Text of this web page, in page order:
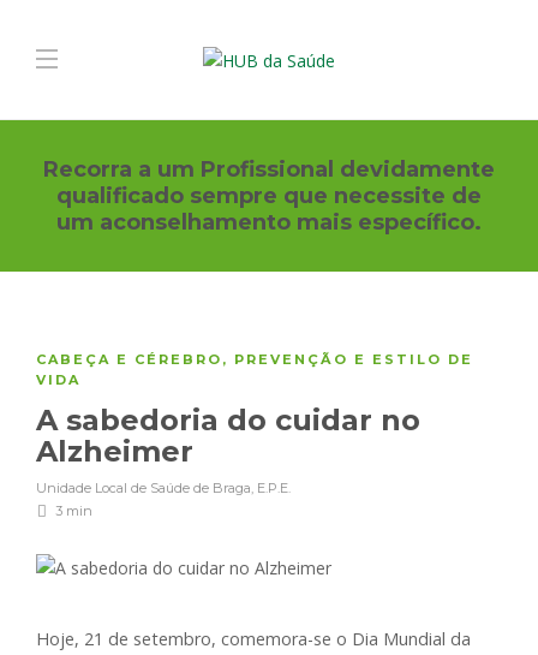
Recorra a um Profissional devidamente
qualificado sempre que necessite de
um aconselhamento mais específico.
CABEÇA E CÉREBRO , PREVENÇÃO E ESTILO DE
VIDA
A sabedoria do cuidar no
Alzheimer
Unidade Local de Saúde de Braga, E.P.E.
3 min
Hoje, 21 de setembro, comemora-se o Dia Mundial da